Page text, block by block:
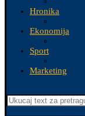
Hronika
Ekonomija
Sport
Marketing